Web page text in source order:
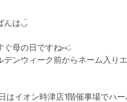
んは◡̈
ぐ母の日ですね⑅◡̈
デンウィーク前からネーム入り
はイオン時津店1階催事場でハ